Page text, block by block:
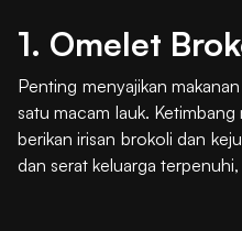
1. Omelet
Penting menyajikan
satu macam lauk.
berikan irisan brokoli dan
dan serat keluarga terpenuhi,